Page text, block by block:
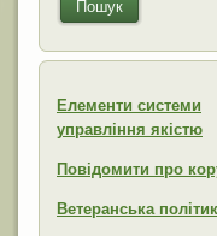
Пошук
Елементи системи
управління якістю
Повідомити про
Ветеранська